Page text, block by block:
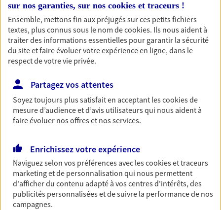
Épargne
Réalisez vos projets grâce à votre épargne : achat
immobilier, études des enfants ou voyage autour
du monde… Épargnez à votre rythme et
simplement, selon votre profil.
Retraite
Préparez sereinement ce nouveau chapitre de
votre vie avec les conseils d'un expert. Découvrez
notre solution PER (Plan Epargne Retraite)
Santé
Couvrez vos dépenses de santé ainsi que celles de
votre famille avec la complémentaire santé qui
vous ressemble.
sur nos garanties, sur nos cookies et traceurs !
Ensemble, mettons fin aux préjugés sur ces petits fichiers
textes, plus connus sous le nom decookies. Ils nous aident à
traiter des informations essentielles pour garantir la sécurité
du site et faire évoluer votre expérience en ligne, dans le
respect de votre vie privée.
Partagez vos attentes
Soyez toujours plus satisfait en acceptant lescookiesde
mesure d’audience et d’avis utilisateurs qui nous aident à
faire évoluer nos offres et nos services.
Enrichissez votre expérience
Naviguez selon vos préférences avec lescookies et traceurs
marketing et de personnalisation qui nous permettent
d'afficher du contenu adapté à vos centres d'intérêts, des
publicités personnalisées et de suivre la performance de nos
campagnes.